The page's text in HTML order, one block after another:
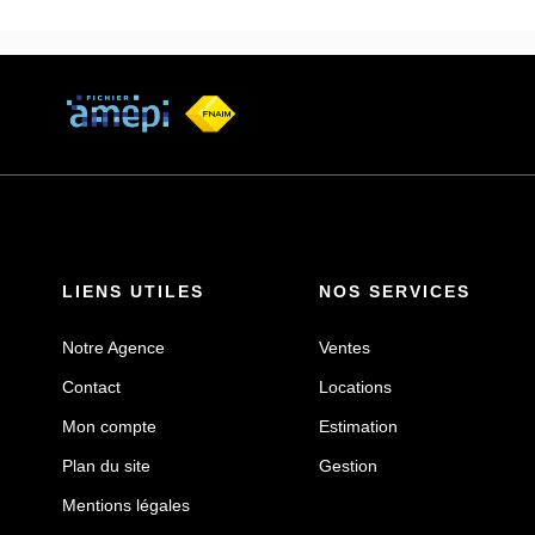
LIENS UTILES
Notre Agence
Contact
Mon compte
Plan du site
Mentions légales
NOS SERVICES
Ventes
Locations
Estimation
Gestion